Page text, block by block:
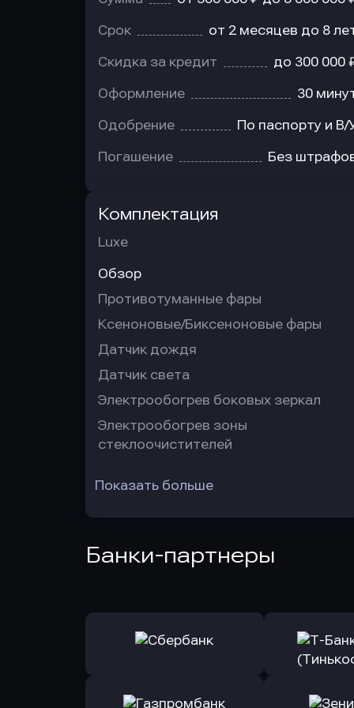
Срок от 2 месяцев до 8
Скидка за кредит до 300 000
Оформление 30
Одобрение По паспорту и В/
Погашение Без
Комплектация
Luxe
Обзор
Противотуманные фары
Ксеноновые/Биксеноновые фары
Датчик дождя
Датчик света
Электрообогрев боковых зеркал
Электрообогрев зоны
стеклоочистителей
Показать больше
Банки-партнеры
Оправить заявку